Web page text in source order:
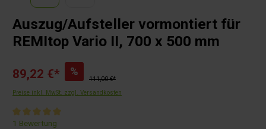
Auszug/Aufsteller vormontiert für
REMItop Vario II, 700 x 500 mm
89,22 €* %
111,00 €*
Preise inkl. MwSt. zzgl. Versandkosten
Durchschnittliche Bewertung von 5 von 5 Sternen
1 Bewertung